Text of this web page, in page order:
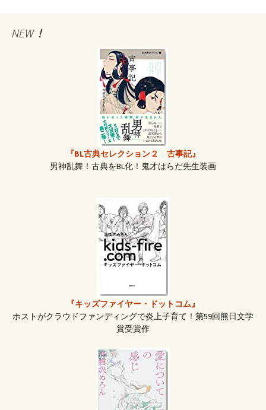
稿
ン
NEW！
『BL古典セレクション２ 古事記』
男神乱舞！古典をBL化！鬼才はらだ先生装画
『キッズファイヤー・ドットコム』
ホストがクラウドファンディングで炎上子育て！第59回熊日文学
賞受賞作